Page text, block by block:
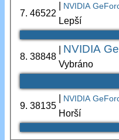
7. 46522
NVIDIA
Lepší
8. 38848
NVIDIA
Vybráno
9. 38135
NVIDIA
Horší